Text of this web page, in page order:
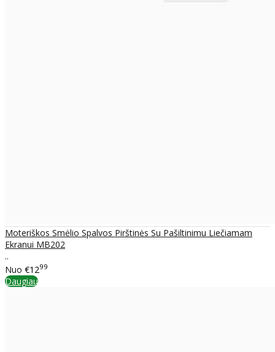
Moteriškos Smėlio Spalvos Pirštinės Su Pašiltinimu Liečiamam
Ekranui MB202
..
Nuo €1299
Daugiau